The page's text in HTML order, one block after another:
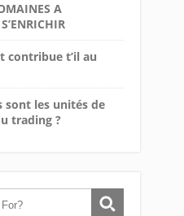
A
contribue t’il au
sont les unités de
trading ?